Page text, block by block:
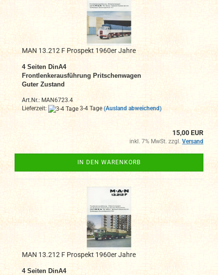
MAN 13.212 F Prospekt 1960er Jahre
4 Seiten DinA4
Frontlenkerausführung Pritschenwagen
Guter Zustand
Art.Nr.: MAN6723.4
Lieferzeit:
3-4 Tage (Ausland abweichend)
15,00 EUR
inkl. 7% MwSt. zzgl. Versand
IN DEN WARENKORB
MAN 13.212 F Prospekt 1960er Jahre
4 Seiten DinA4